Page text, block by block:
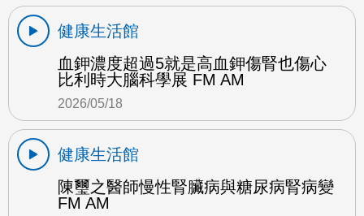
健康生活館
血鉀濃度超過5就是高血鉀傷腎也傷心
比利時大腦科學展 FM AM
2026/05/18
健康生活館
陳璽之醫師慢性腎臟病與糖尿病腎病變
FM AM